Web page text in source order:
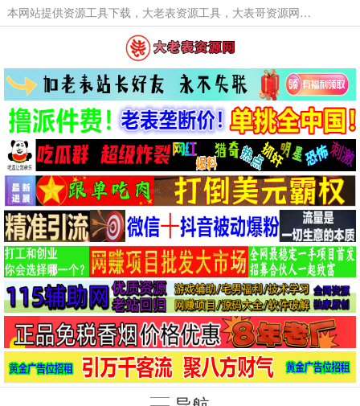
本网站提供资源工具下载，大老表资源工具，大表哥资源网软件工具，大老表资源下载，活动线报福利资源分享,活动线报，大型网游经典游戏，网络热门技术游戏辅助交流与分享。